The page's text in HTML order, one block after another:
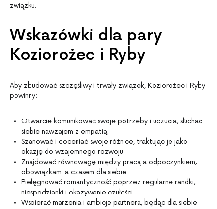
związku.
Wskazówki dla pary
Koziorożec i Ryby
Aby zbudować szczęśliwy i trwały związek, Koziorożec i Ryby
powinny:
Otwarcie komunikować swoje potrzeby i uczucia, słuchać
siebie nawzajem z empatią
Szanować i doceniać swoje różnice, traktując je jako
okazję do wzajemnego rozwoju
Znajdować równowagę między pracą a odpoczynkiem,
obowiązkami a czasem dla siebie
Pielęgnować romantyczność poprzez regularne randki,
niespodzianki i okazywanie czułości
Wspierać marzenia i ambicje partnera, będąc dla siebie